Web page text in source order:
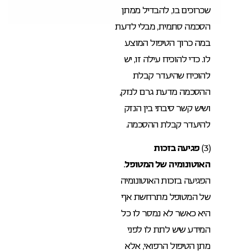
שכרוכים בו, להבדיל ממתן
הסכמה סתמית, מבלי לדעת
במה כרוך הטיפול המוצע
לו. כדי להוכיח עילה זו, יש
להוכיח שהיעדר קבלת
ההסכמה מדעת גרם לנזק,
ושיש קשר סיבתי בין הנזק
להיעדר קבלת ההסכמה.
(3)
פגיעה בזכות
האוטונומיה של המטופל.
הפגיעה בזכות האוטונומיה
של המטופל מתרחשת אף
היא כאשר לא נמסר לו כל
המידע שיש לתת לו לפני
מתן הטיפול הרפואי, אלא